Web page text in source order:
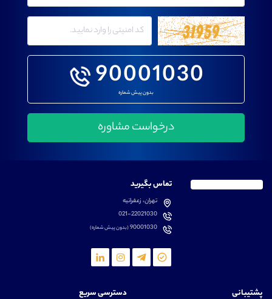
90001030
بدون پیش شماره
تماس بگیرید
تهران، زعفرانیه
021-22021030
90001030(بدون پیش شماره)
پشتیبانی دسترسی سریع